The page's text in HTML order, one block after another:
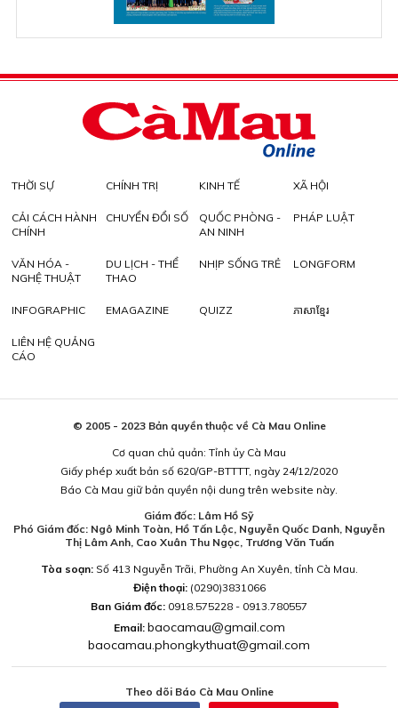
THỜI SỰ CHÍNH TRỊ KINH TẾ XÃ HỘI
CẢI CÁCH HÀNH
CHÍNH
CHUYỂN ĐỔI SỐ
QUỐC PHÒNG -
AN NINH
PHÁP LUẬT
VĂN HÓA -
NGHỆ THUẬT
DU LỊCH - THỂ
THAO
NHỊP SỐNG TRẺ LONGFORM
INFOGRAPHIC EMAGAZINE QUIZZ ភាសាខ្មែរ
LIÊN HỆ QUẢNG
CÁO
© 2005 - 2023 Bản quyền thuộc về Cà Mau Online
Cơ quan chủ quản: Tỉnh ủy Cà Mau
Giấy phép xuất bản số 620/GP-BTTTT, ngày 24/12/2020
Báo Cà Mau giữ bản quyền nội dung trên website này.
Giám đốc: Lâm Hồ Sỹ
Phó Giám đốc: Ngô Minh Toàn, Hồ Tấn Lộc, Nguyễn Quốc Danh, Nguyễn
Thị Lâm Anh, Cao Xuân Thu Ngọc, Trương Văn Tuấn
Tòa soạn:Số 413 Nguyễn Trãi, Phường An Xuyên, tỉnh Cà Mau.
Điện thoại: (0290)3831066
Ban Giám đốc: 0918.575228 - 0913.780557
Email: baocamau@gmail.com
baocamau.phongkythuat@gmail.com
Theo dõi Báo Cà Mau Online